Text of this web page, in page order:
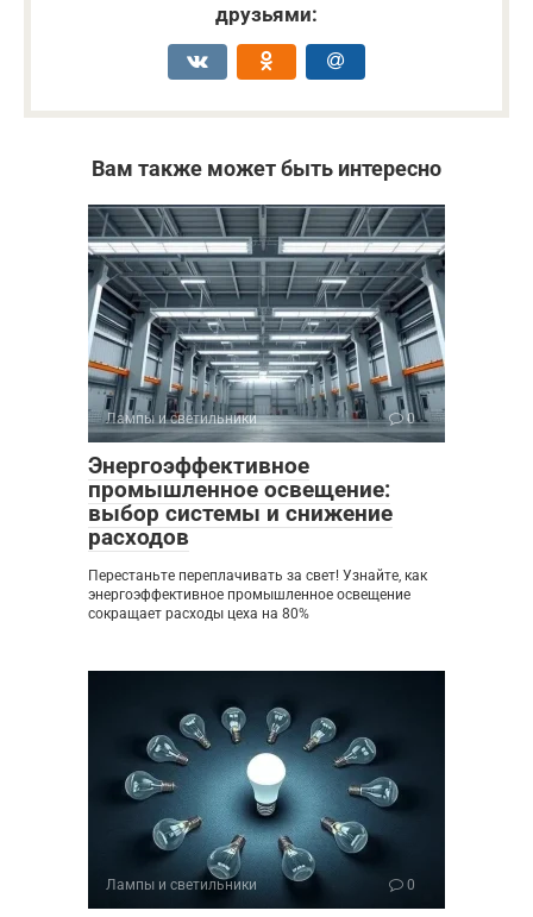
друзьями:
Вам также может быть интересно
Лампы и светильники 0
Энергоэффективное
промышленное освещение:
выбор системы и снижение
расходов
Перестаньте переплачивать за свет! Узнайте, как
энергоэффективное промышленное освещение
сокращает расходы цеха на 80%
Лампы и светильники 0